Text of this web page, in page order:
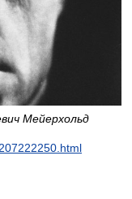
Мейерхольд